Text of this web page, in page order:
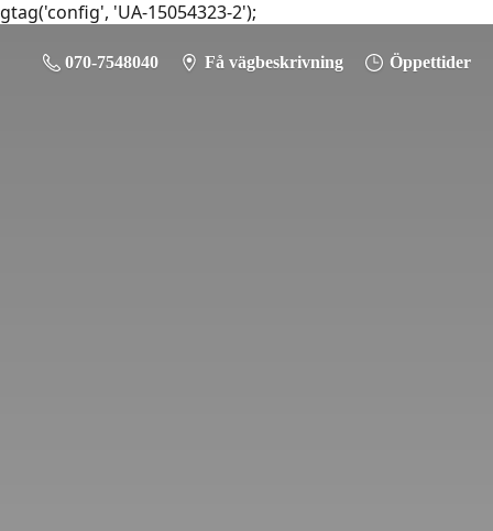
gtag('config', 'UA-15054323-2');
070-7548040 Få vägbeskrivning Öppettider